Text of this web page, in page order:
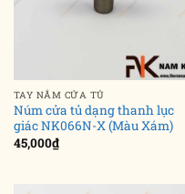
TAY NẮM CỬA TỦ
Núm cửa tủ dạng thanh lục
giác NK066N-X (Màu Xám)
45,000₫